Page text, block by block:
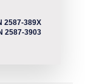
2587-389X
2587-3903